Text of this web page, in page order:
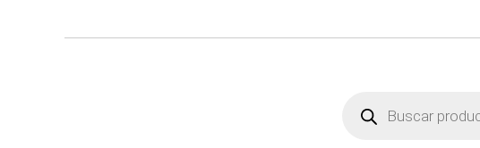
productos